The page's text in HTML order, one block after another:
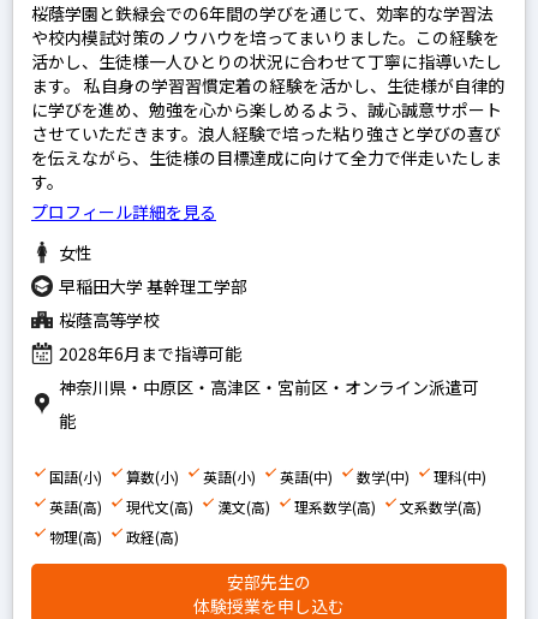
渋谷教育学園幕張高等学校
灘高等学校
早稲田アカデミー
四谷大塚
浜学園
希学園
馬淵教室
鉄緑会
SEG
平岡塾
桜蔭学園と鉄緑会での6年間の学びを通じて、効率的な学習法
や校内模試対策のノウハウを培ってまいりました。この経験を
活かし、生徒様一人ひとりの状況に合わせて丁寧に指導いたし
ます。 私自身の学習習慣定着の経験を活かし、生徒様が自律的
に学びを進め、勉強を心から楽しめるよう、誠心誠意サポート
させていただきます。浪人経験で培った粘り強さと学びの喜び
を伝えながら、生徒様の目標達成に向けて全力で伴走いたしま
す。
プロフィール詳細を見る
女性
早稲田大学 基幹理工学部
桜蔭高等学校
2028年6月まで指導可能
神奈川県・中原区・高津区・宮前区・オンライン派遣可
能
国語(小) 算数(小) 英語(小) 英語(中) 数学(中)
理科(中)
英語(高)
現代文(高) 漢文(高) 理系数学(高)
文系数学(高)
物理(高)
政経(高)
安部先生の
体験授業を申し込む